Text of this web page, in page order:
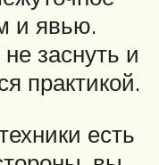
и явью.
заснуть и
практикой.
есть